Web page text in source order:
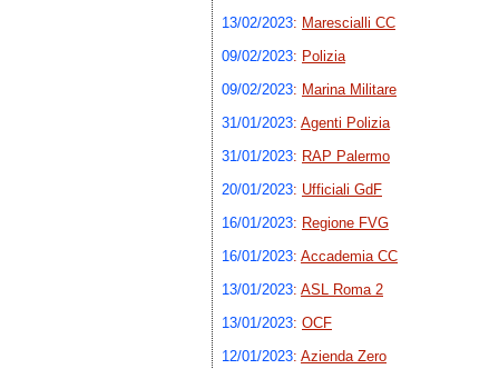
13/02/2023: Marescialli CC
09/02/2023: Polizia
09/02/2023: Marina Militare
31/01/2023: Agenti Polizia
31/01/2023: RAP Palermo
20/01/2023: Ufficiali GdF
16/01/2023: Regione FVG
16/01/2023: Accademia CC
13/01/2023: ASL Roma 2
13/01/2023: OCF
12/01/2023: Azienda Zero